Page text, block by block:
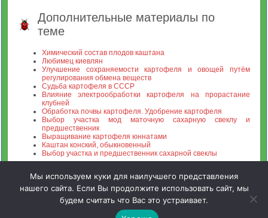
Дополнительные материалы по
теме
Химический состав плодов каштана
Любимец киевлян
Улучшение сохраняемости картофеля и овощей путём
регулирования обмена веществ
Судьба картофеля в СССР
Влияние электрообработки картофеля на прорастание
клубней
Обработка почвы картофеля. Удобрение картофеля
Выбор участка мод маточную сахарную свеклу и
предшественник
Выращивание картофеля юннатами
Каштан конский, обыкновенный
Выбор участка и предшественник сахарной свеклы
Зооинженерный факультет МСХА. Неофициальный сайт
Мы используем куки для наилучшего представления
нашего сайта. Если Вы продолжите использовать сайт, мы
будем считать что Вас это устраивает.